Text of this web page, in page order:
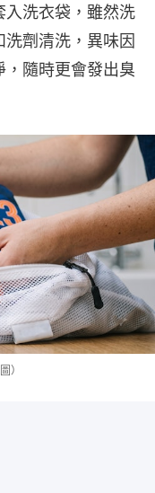
入洗衣袋，雖然洗
劑清洗，異味因
隨時更會發出臭
）